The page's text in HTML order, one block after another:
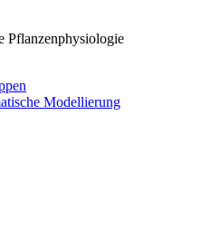
Pflanzenphysiologie
Modellierung